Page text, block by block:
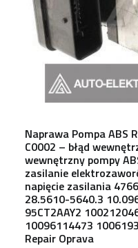
Naprawa Pompa ABS
C0002 – błąd
wewnętrzny pompy
zasilanie
napięcie zasilania
28.5610-5640.3
95CT2AAY2
10096114473
Repair Oprava